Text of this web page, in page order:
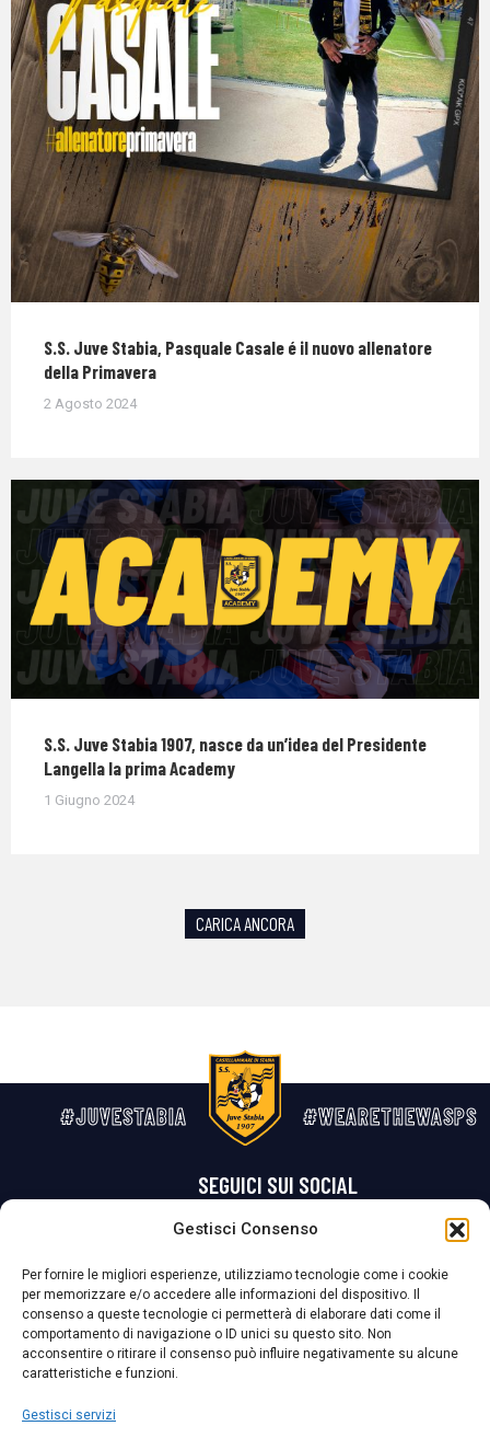
Gestisci Consenso
Per fornire le migliori esperienze, utilizziamo tecnologie come i cookie
per memorizzare e/o accedere alle informazioni del dispositivo. Il
consenso a queste tecnologie ci permetterà di elaborare dati come il
comportamento di navigazione o ID unici su questo sito. Non
acconsentire o ritirare il consenso può influire negativamente su alcune
caratteristiche e funzioni.
Gestisci servizi
S.S. Juve Stabia, Pasquale Casale é il nuovo allenatore
della Primavera
2 Agosto 2024
S.S. Juve Stabia 1907, nasce da un’idea del Presidente
Langella la prima Academy
1 Giugno 2024
CARICA ANCORA
#JUVESTABIA #WEARETHEWASPS
SEGUICI SUI SOCIAL
La Società ha nominato il Responsabile della Protezione dei Dati Personali (DPO), figura specializzata che vigila sulle modalità adottate dalla
nostra Società per tutelare i Suoi dati personali.